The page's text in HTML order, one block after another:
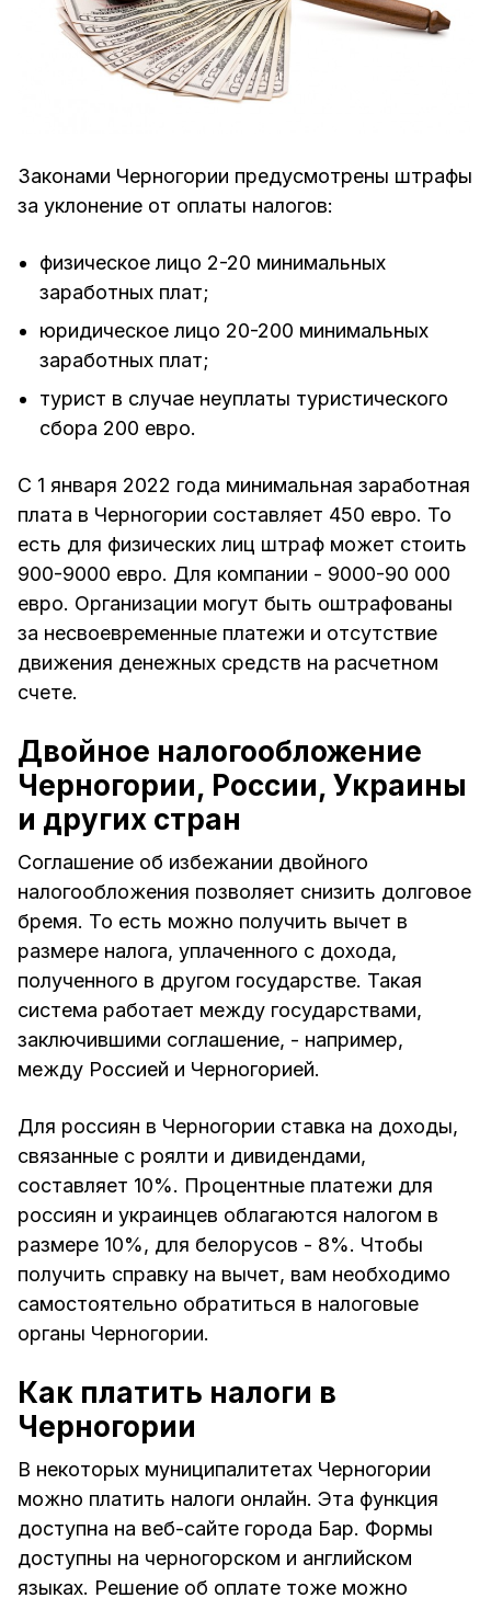
Законами Черногории предусмотрены штрафы
за уклонение от оплаты налогов:
физическое лицо 2-20 минимальных
заработных плат;
юридическое лицо 20-200 минимальных
заработных плат;
турист в случае неуплаты туристического
сбора 200 евро.
С 1 января 2022 года минимальная заработная
плата в Черногории составляет 450 евро. То
есть для физических лиц штраф может стоить
900-9000 евро. Для компании - 9000-90 000
евро. Организации могут быть оштрафованы
за несвоевременные платежи и отсутствие
движения денежных средств на расчетном
счете.
Двойное налогообложение
Черногории, России, Украины
и других стран
Соглашение об избежании двойного
налогообложения позволяет снизить долговое
бремя. То есть можно получить вычет в
размере налога, уплаченного с дохода,
полученного в другом государстве. Такая
система работает между государствами,
заключившими соглашение, - например,
между Россией и Черногорией.
Для россиян в Черногории ставка на доходы,
связанные с роялти и дивидендами,
составляет 10%. Процентные платежи для
россиян и украинцев облагаются налогом в
размере 10%, для белорусов - 8%. Чтобы
получить справку на вычет, вам необходимо
самостоятельно обратиться в налоговые
органы Черногории.
Как платить налоги в
Черногории
В некоторых муниципалитетах Черногории
можно платить налоги онлайн. Эта функция
доступна на веб-сайте города Бар. Формы
доступны на черногорском и английском
языках. Решение об оплате тоже можно